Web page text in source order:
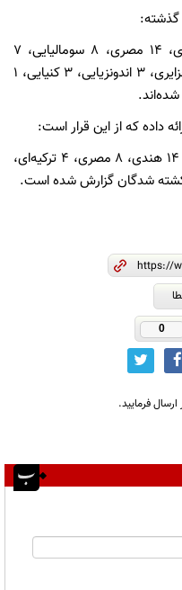
گذشته:
131 ایرانی، 87 تبعه مراکشی، 14 هندی، 14 مصری، 8 سومالیایی، 7
پاکستانی، 5 سنگالی، 4 تانزانیایی، 3 الجزایری، 3 اندونزیایی، 3 کنیایی، 1
داده که از این قرار است:
236 پاکستانی، 131 ایرانی، 87 مراکشی، 14 هندی، 8 مصری، 4 ترکیه‌ای،
0
فرمایید.